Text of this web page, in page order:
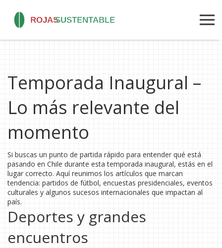
Temporada Inaugural –
Lo más relevante del
momento
Si buscas un punto de partida rápido para entender qué está
pasando en Chile durante esta temporada inaugural, estás en el
lugar correcto. Aquí reunimos los artículos que marcan
tendencia: partidos de fútbol, encuestas presidenciales, eventos
culturales y algunos sucesos internacionales que impactan al
país.
Deportes y grandes
encuentros